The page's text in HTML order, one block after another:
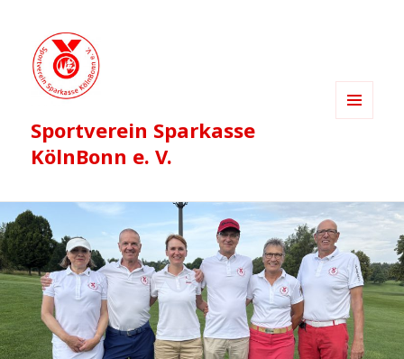
Sportverein Sparkasse
KölnBonn e. V.